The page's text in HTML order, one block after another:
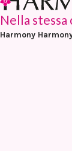
Nella stessa
Harmony